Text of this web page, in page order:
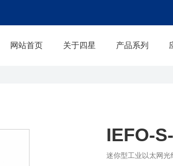
网站首页 关于四星 产品系列
IEFO-
迷你型工业以太网